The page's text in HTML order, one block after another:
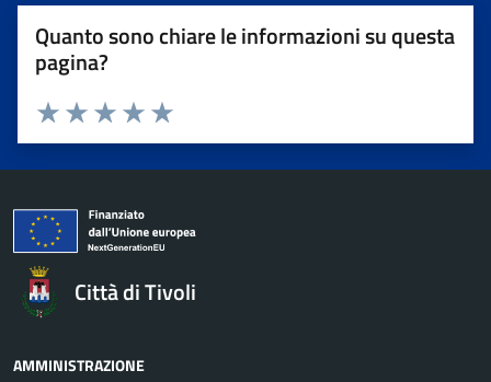
Quanto sono chiare le informazioni su questa
pagina?
Valuta da 1 a 5 stelle la pagina
Valuta 5 stelle su 5
Valuta 4 stelle su 5
Valuta 3 stelle su 5
Valuta 2 stelle su 5
Valuta 1 stelle su 5
Città di Tivoli
AMMINISTRAZIONE